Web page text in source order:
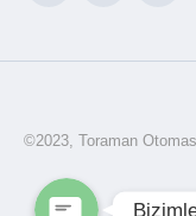
©2023, Toraman